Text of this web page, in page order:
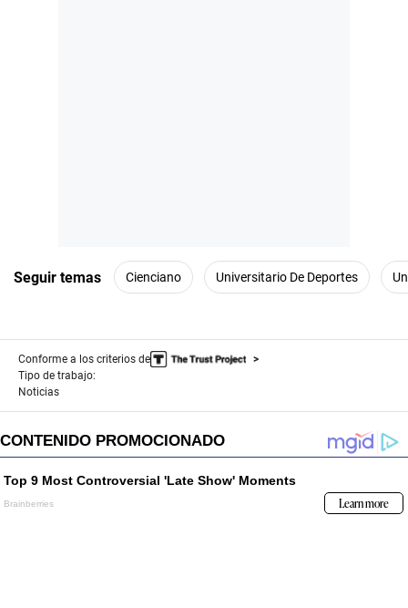
Seguir temas Cienciano Universitario De Deportes
Conforme a los criterios de
Tipo de trabajo:
Noticias